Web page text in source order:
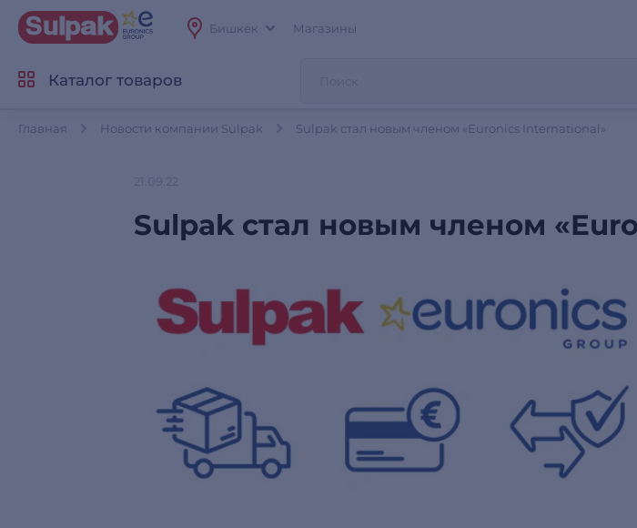
Бишкек Магазины
Каталог товаров
Главная Новости компании Sulpak Sulpak стал новым членом «Euronics International»
Sulpak стал новым членом